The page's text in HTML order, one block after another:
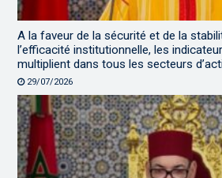
A la faveur de la sécurité et de la
l’efficacité institutionnelle, les
multiplient dans tous les secteurs
29/07/2026